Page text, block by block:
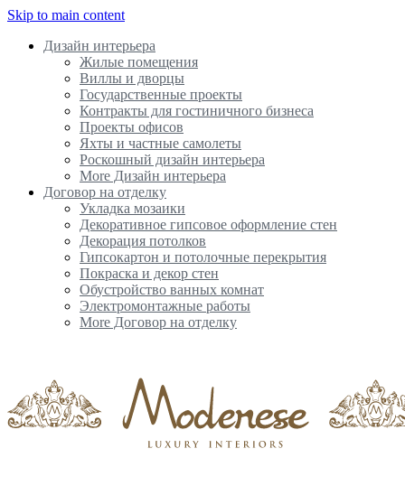
Skip to main content
Дизайн интерьера
Жилые помещения
Виллы и дворцы
Государственные проекты
Контракты для гостиничного бизнеса
Проекты офисов
Яхты и частные самолеты
Роскошный дизайн интерьера
More Дизайн интерьера
Договор на отделку
Укладка мозаики
Декоративное гипсовое оформление стен
Декорация потолков
Гипсокартон и потолочные перекрытия
Покраска и декор стен
Обустройство ванных комнат
Электромонтажные работы
More Договор на отделку